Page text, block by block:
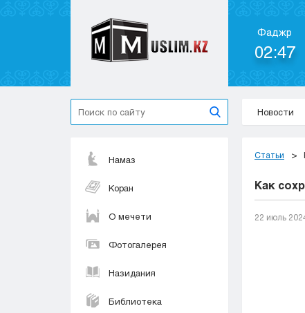
Фаджр
02:47
Новости
Намаз
Коран
О мечети
Фотогалерея
Назидания
Библиотека
Статьи
Как
22 июль